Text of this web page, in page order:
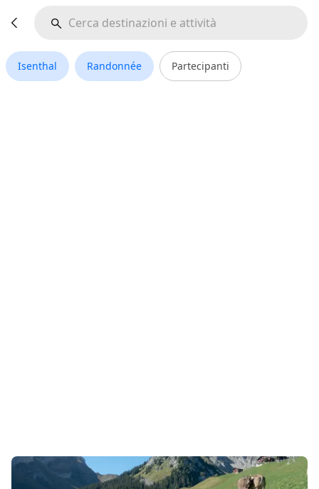
Isenthal Randonnée Partecipanti